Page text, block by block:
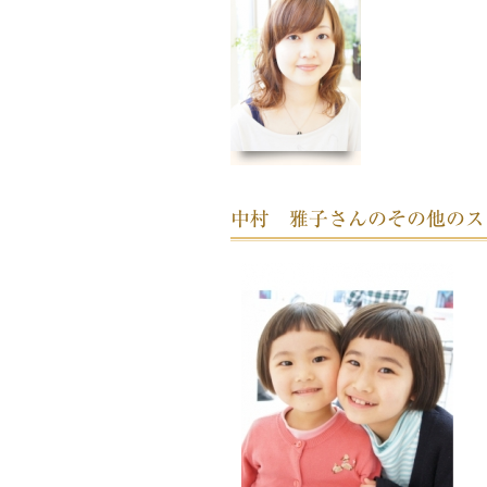
中村 雅子さんのその他のス